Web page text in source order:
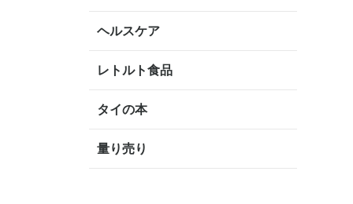
ヘルスケア
レトルト食品
タイの本
量り売り